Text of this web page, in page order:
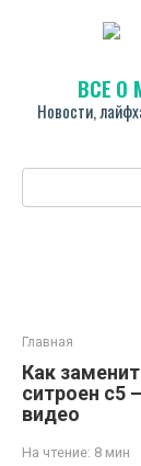
ВСЁ О
Новости,
Поиск:
Главная
Как
ситроен с5
видео
На чтение: 8 мин